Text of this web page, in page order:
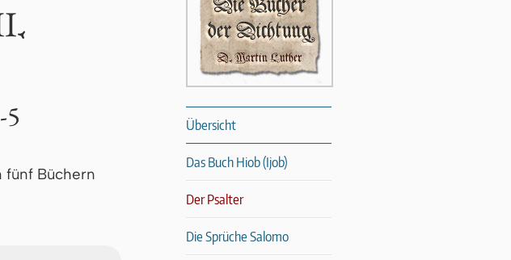
.
5
fünf Büchern
Übersicht
Das Buch Hiob (Ijob)
Der Psalter
Die Sprüche Salomo